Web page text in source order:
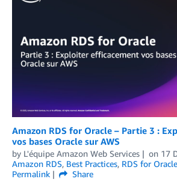
Amazon RDS for Oracle – Partie 3 :
vos bases Oracle sur AWS
by L'équipe Amazon Web Services on 17
Amazon RDS, Best Practices, RDS for Oracle
Permalink
Share